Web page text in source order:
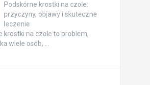
Podskórne krostki na czole:
przyczyny, objawy i skuteczne
leczenie
krostki na czole to problem,
wiele osób, …